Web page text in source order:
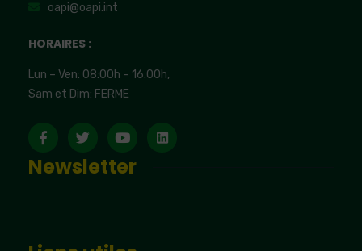
oapi@oapi.int
HORAIRES :
Lun – Ven: 08:00h – 16:00h,
Sam et Dim: FERME
Newsletter